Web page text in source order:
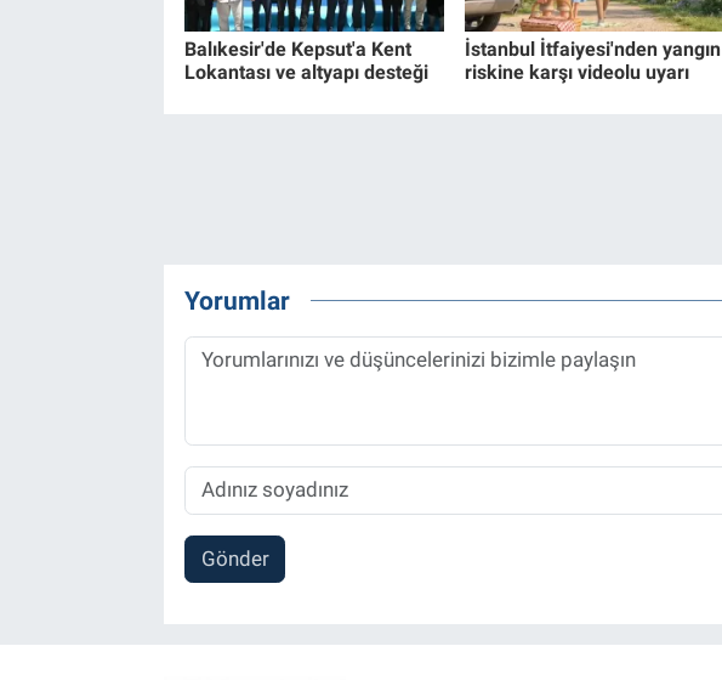
Balıkesir'de Kepsut'a Kent
Lokantası ve altyapı desteği
İstanbul İtfaiyesi'nden yangın
riskine karşı videolu uyarı
Yorumlar
Gönder